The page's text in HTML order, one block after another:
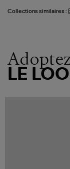
Collections similaires :
LE